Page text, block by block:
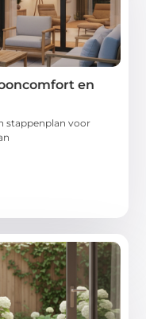
en
stappenplan voor